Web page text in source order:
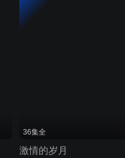
36集全
激情的岁月